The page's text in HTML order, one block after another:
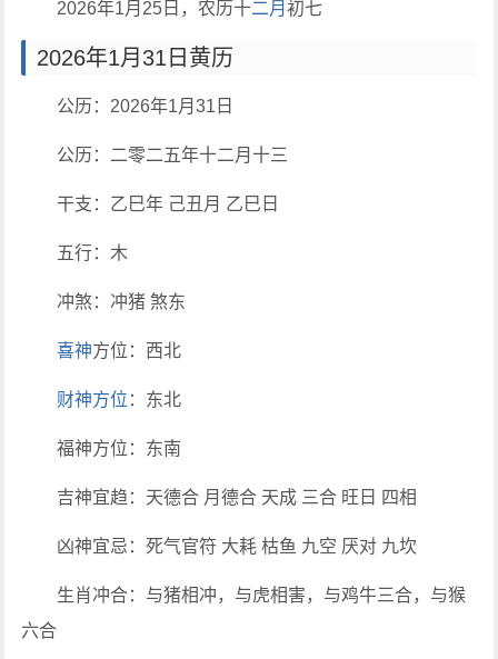
2026年1月25日，农历十二月初七
2026年1月31日黄历
公历：2026年1月31日
公历：二零二五年十二月十三
干支：乙巳年 己丑月 乙巳日
五行：木
冲煞：冲猪 煞东
喜神方位：西北
财神方位 ：东北
福神方位：东南
吉神宜趋：天德合 月德合 天成 三合 旺日 四相
凶神宜忌：死气官符 大耗 枯鱼 九空 厌对 九坎
生肖冲合：与猪相冲，与虎相害，与鸡牛三合，与猴
六合